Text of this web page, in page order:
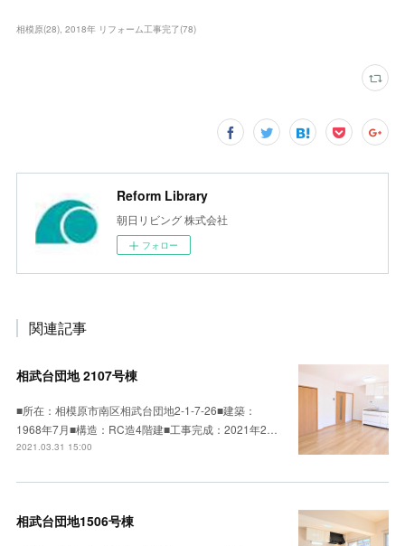
相模原(28) 2018年 リフォーム工事完了(78)
Reform Library
朝日リビング 株式会社
フォロー
関連記事
相武台団地 2107号棟
■所在：相模原市南区相武台団地2-1-7-26■建築：
1968年7月■構造：RC造4階建■工事完成：2021年2…
2021.03.31 15:00
相武台団地1506号棟